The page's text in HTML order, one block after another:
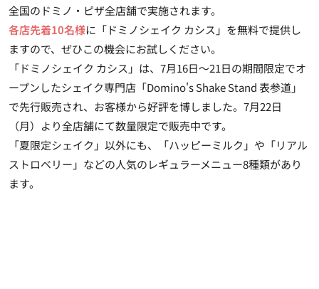
全国のドミノ・ピザ全店舗で実施されます。
各店先着10名様に「ドミノシェイク カシス」を無料で提供し
ますので、ぜひこの機会にお試しください。
「ドミノシェイク カシス」は、7月16日～21日の期間限定でオ
ープンしたシェイク専門店「Domino's Shake Stand 表参道」
で先行販売され、お客様から好評を博しました。7月22日
（月）より全店舗にて数量限定で販売中です。
「夏限定シェイク」以外にも、「ハッピーミルク」や「リアル
ストロベリー」などの人気のレギュラーメニュー8種類があり
ます。